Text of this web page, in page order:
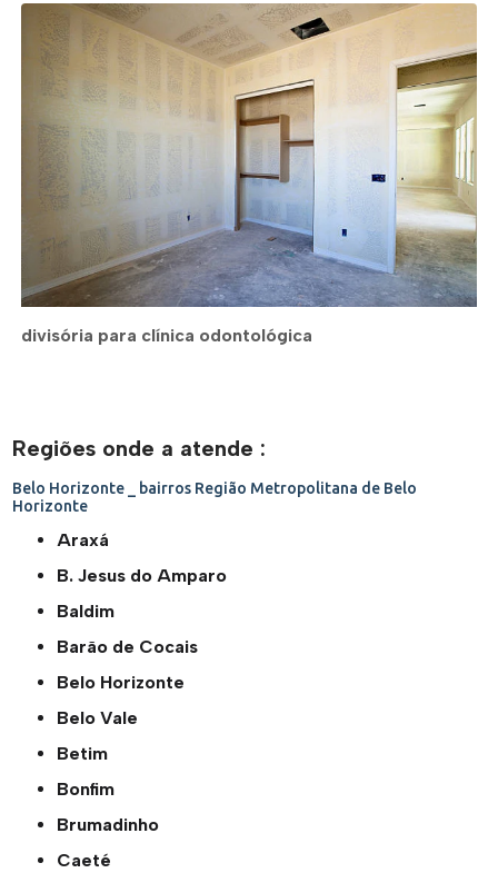
divisória para clínica odontológica
Regiões onde a atende :
Belo Horizonte _ bairros Região Metropolitana de Belo
Horizonte
Araxá
B. Jesus do Amparo
Baldim
Barão de Cocais
Belo Horizonte
Belo Vale
Betim
Bonfim
Brumadinho
Caeté